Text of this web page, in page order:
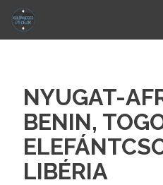
NYUGAT-
BENIN,
LIBÉRIA